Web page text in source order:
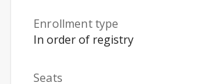
Enrollment type
In order of registry
Seats